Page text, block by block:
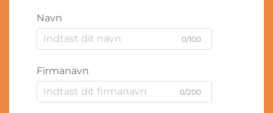
Navn
0/100
Firmanavn
0/200